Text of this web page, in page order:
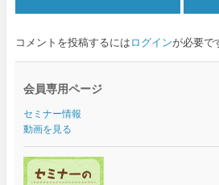
コメントを投稿するにはログインが必要で
会員専用ページ
セミナー情報
動画を見る